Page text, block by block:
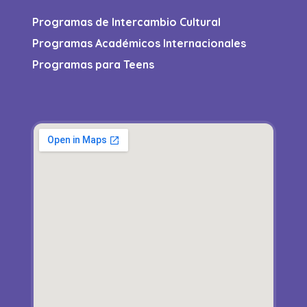
Programas de Intercambio Cultural
Programas Académicos Internacionales
Programas para Teens